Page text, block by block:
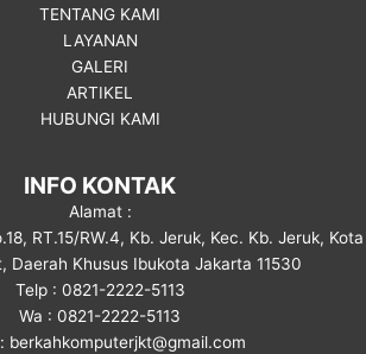
TENTANG KAMI
LAYANAN
GALERI
ARTIKEL
HUBUNGI KAMI
INFO KONTAK
Alamat :
RT.15/RW.4, Kb. Jeruk, Kec. Kb. Jeruk, Kota
Daerah Khusus Ibukota Jakarta 11530
Telp : 0821-2222-5113
Wa : 0821-2222-5113
berkahkomputerjkt@gmail.com